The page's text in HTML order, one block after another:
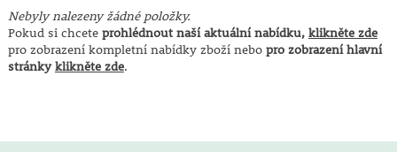
Nebyly nalezeny žádné položky.
Pokud si chcete prohlédnout naší aktuální nabídku, klikněte zde
pro zobrazení kompletní nabídky zboží nebo pro zobrazení hlavní
stránkyklikněte zde.